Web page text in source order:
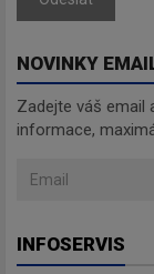
NOVINKY
Zadejte váš email
informace,
INFOSERVIS